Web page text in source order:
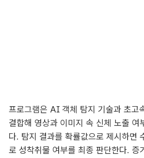
프로그램은 AI 객체 탐지 기술과 초고
결합해 영상과 이미지 속 신체 노출 여
다. 탐지 결과를 확률값으로 제시하면
로 성착취물 여부를 최종 판단한다. 증